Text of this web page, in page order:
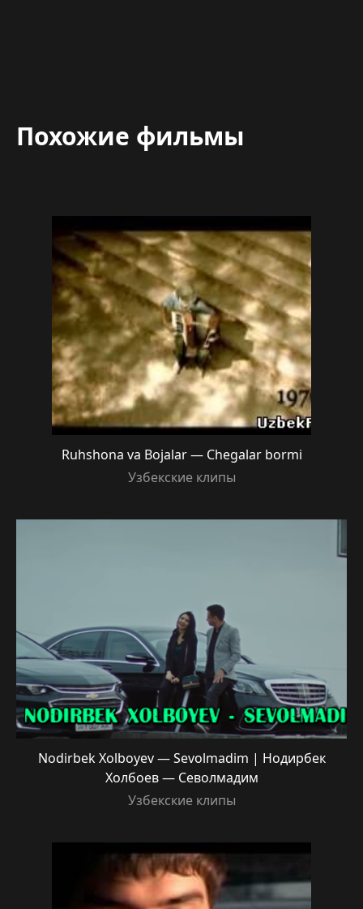
Похожие фильмы
Ruhshona va Bojalar — Chegalar bormi
Узбекские клипы
Nodirbek Xolboyev — Sevolmadim | Нодирбек
Холбоев — Севолмадим
Узбекские клипы